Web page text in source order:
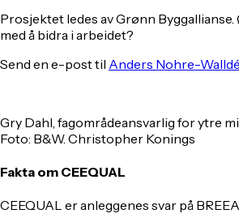
Prosjektet ledes av Grønn
med å bidra i arbeidet?
Send en e-post til Anders Nohre-
Gry Dahl, fagområdeansvarlig for ytre
Foto: B&W. Christopher Konings
Fakta om CEEQUAL
CEEQUAL er anleggenes svar på